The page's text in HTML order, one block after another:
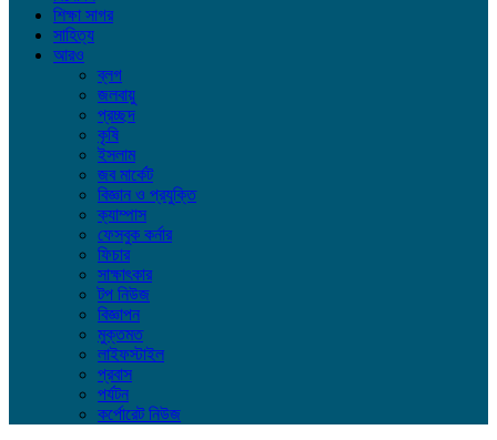
শিক্ষা সাগর
সাহিত্য
আরও
ব্লগ
জলবায়ু
প্রচ্ছদ
কৃষি
ইসলাম
জব মার্কেট
বিজ্ঞান ও প্রযুক্তি
ক্যাম্পাস
ফেসবুক কর্নার
ফিচার
সাক্ষাৎকার
টপ নিউজ
বিজ্ঞাপন
মুক্তমত
লাইফস্টাইল
প্রবাস
পর্যটন
কর্পোরেট নিউজ